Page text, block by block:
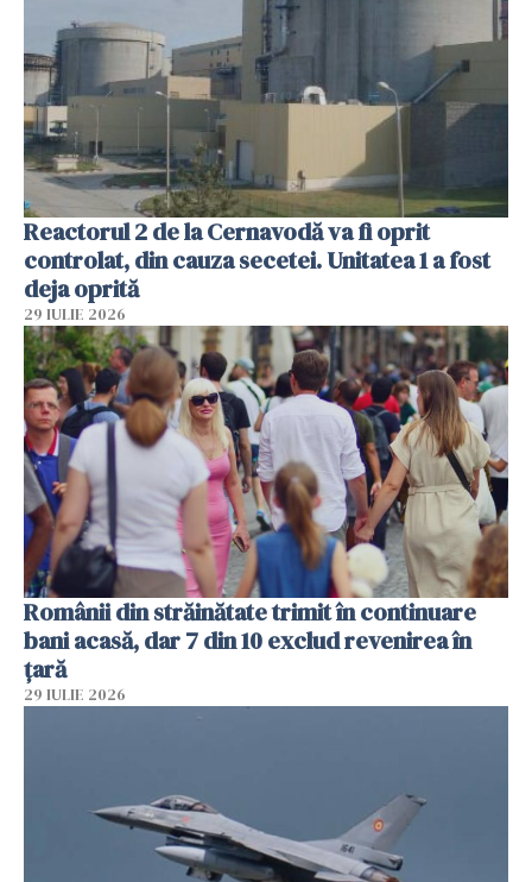
Reactorul 2 de la Cernavodă va fi oprit
controlat, din cauza secetei. Unitatea 1 a fost
deja oprită
29 IULIE 2026
Românii din străinătate trimit în continuare
bani acasă, dar 7 din 10 exclud revenirea în
țară
29 IULIE 2026